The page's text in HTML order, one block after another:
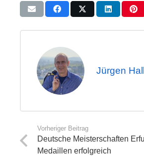
Jürgen
Vorheriger Beitrag
Deutsche Meisterschaften
Medaillen erfolgreich